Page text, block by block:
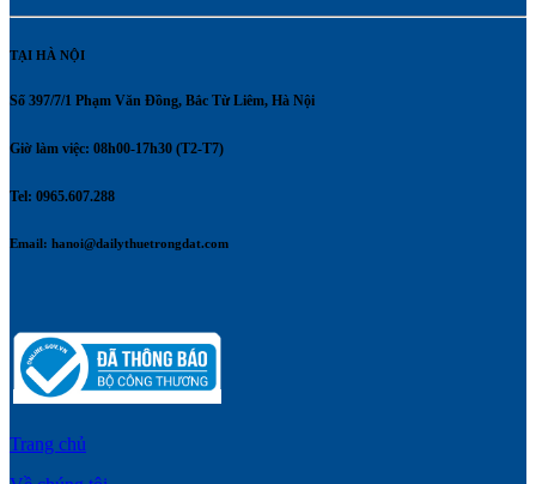
TẠI HÀ NỘI
Số 397/7/1 Phạm Văn Đồng, Bắc Từ Liêm, Hà Nội
Giờ làm việc: 08h00-17h30 (T2-T7)
Tel: 0965.607.288
Email: hanoi@dailythuetrongdat.com
Trang chủ